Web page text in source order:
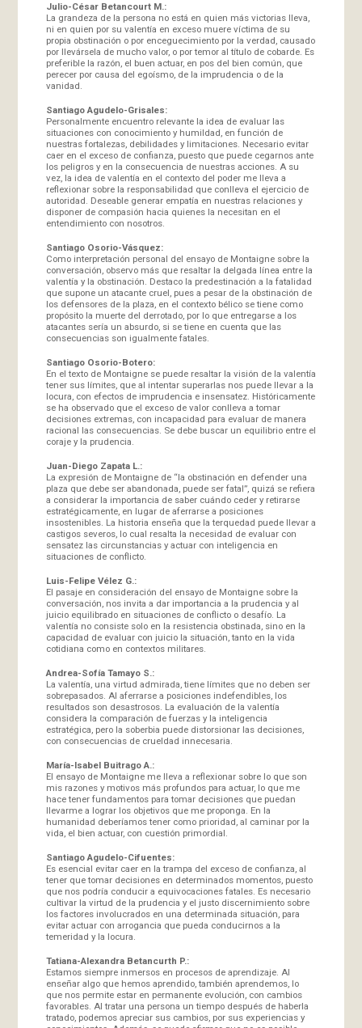
Julio-César Betancourt M.:
La grandeza de la persona no está en quien más victorias lleva,
ni en quien por su valentía en exceso muere víctima de su
propia obstinación o por enceguecimiento por la verdad, causado
por llevársela de mucho valor, o por temor al título de cobarde. Es
preferible la razón, el buen actuar, en pos del bien común, que
perecer por causa del egoísmo, de la imprudencia o de la
vanidad.
Santiago Agudelo-Grisales:
Personalmente encuentro relevante la idea de evaluar las
situaciones con conocimiento y humildad, en función de
nuestras fortalezas, debilidades y limitaciones. Necesario evitar
caer en el exceso de confianza, puesto que puede cegarnos ante
los peligros y en la consecuencia de nuestras acciones. A su
vez, la idea de valentía en el contexto del poder me lleva a
reflexionar sobre la responsabilidad que conlleva el ejercicio de
autoridad. Deseable generar empatía en nuestras relaciones y
disponer de compasión hacia quienes la necesitan en el
entendimiento con nosotros.
Santiago Osorio-Vásquez:
Como interpretación personal del ensayo de Montaigne sobre la
conversación, observo más que resaltar la delgada línea entre la
valentía y la obstinación. Destaco la predestinación a la fatalidad
que supone un atacante cruel, pues a pesar de la obstinación de
los defensores de la plaza, en el contexto bélico se tiene como
propósito la muerte del derrotado, por lo que entregarse a los
atacantes sería un absurdo, si se tiene en cuenta que las
consecuencias son igualmente fatales.
Santiago Osorio-Botero:
En el texto de Montaigne se puede resaltar la visión de la valentía
tener sus límites, que al intentar superarlas nos puede llevar a la
locura, con efectos de imprudencia e insensatez. Históricamente
se ha observado que el exceso de valor conlleva a tomar
decisiones extremas, con incapacidad para evaluar de manera
racional las consecuencias. Se debe buscar un equilibrio entre el
coraje y la prudencia.
Juan-Diego Zapata L.:
La expresión de Montaigne de “la obstinación en defender una
plaza que debe ser abandonada, puede ser fatal”, quizá se refiera
a considerar la importancia de saber cuándo ceder y retirarse
estratégicamente, en lugar de aferrarse a posiciones
insostenibles. La historia enseña que la terquedad puede llevar a
castigos severos, lo cual resalta la necesidad de evaluar con
sensatez las circunstancias y actuar con inteligencia en
situaciones de conflicto.
Luis-Felipe Vélez G.:
El pasaje en consideración del ensayo de Montaigne sobre la
conversación, nos invita a dar importancia a la prudencia y al
juicio equilibrado en situaciones de conflicto o desafío. La
valentía no consiste solo en la resistencia obstinada, sino en la
capacidad de evaluar con juicio la situación, tanto en la vida
cotidiana como en contextos militares.
Andrea-Sofía Tamayo S.:
La valentía, una virtud admirada, tiene límites que no deben ser
sobrepasados. Al aferrarse a posiciones indefendibles, los
resultados son desastrosos. La evaluación de la valentía
considera la comparación de fuerzas y la inteligencia
estratégica, pero la soberbia puede distorsionar las decisiones,
con consecuencias de crueldad innecesaria.
María-Isabel Buitrago A.:
El ensayo de Montaigne me lleva a reflexionar sobre lo que son
mis razones y motivos más profundos para actuar, lo que me
hace tener fundamentos para tomar decisiones que puedan
llevarme a lograr los objetivos que me proponga. En la
humanidad deberíamos tener como prioridad, al caminar por la
vida, el bien actuar, con cuestión primordial.
Santiago Agudelo-Cifuentes:
Es esencial evitar caer en la trampa del exceso de confianza, al
tener que tomar decisiones en determinados momentos, puesto
que nos podría conducir a equivocaciones fatales. Es necesario
cultivar la virtud de la prudencia y el justo discernimiento sobre
los factores involucrados en una determinada situación, para
evitar actuar con arrogancia que pueda conducirnos a la
temeridad y la locura.
Tatiana-Alexandra Betancurth P.:
Estamos siempre inmersos en procesos de aprendizaje. Al
enseñar algo que hemos aprendido, también aprendemos, lo
que nos permite estar en permanente evolución, con cambios
favorables. Al tratar una persona un tiempo después de haberla
tratado, podemos apreciar sus cambios, por sus experiencias y